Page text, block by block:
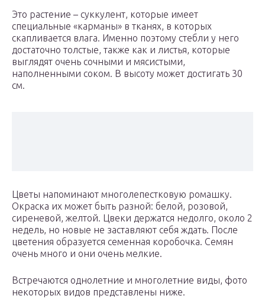
Это растение – суккулент, которые имеет
специальные «карманы» в тканях, в которых
скапливается влага. Именно поэтому стебли у него
достаточно толстые, также как и листья, которые
выглядят очень сочными и мясистыми,
наполненными соком. В высоту может достигать 30
см.
Цветы напоминают многолепестковую ромашку.
Окраска их может быть разной: белой, розовой,
сиреневой, желтой. Цвеки держатся недолго, около 2
недель, но новые не заставляют себя ждать. После
цветения образуется семенная коробочка. Семян
очень много и они очень мелкие.
Встречаются однолетние и многолетние виды, фото
некоторых видов представлены ниже.